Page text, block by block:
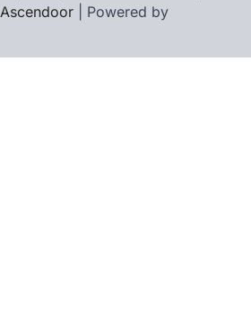
Ascendoor | Powered by